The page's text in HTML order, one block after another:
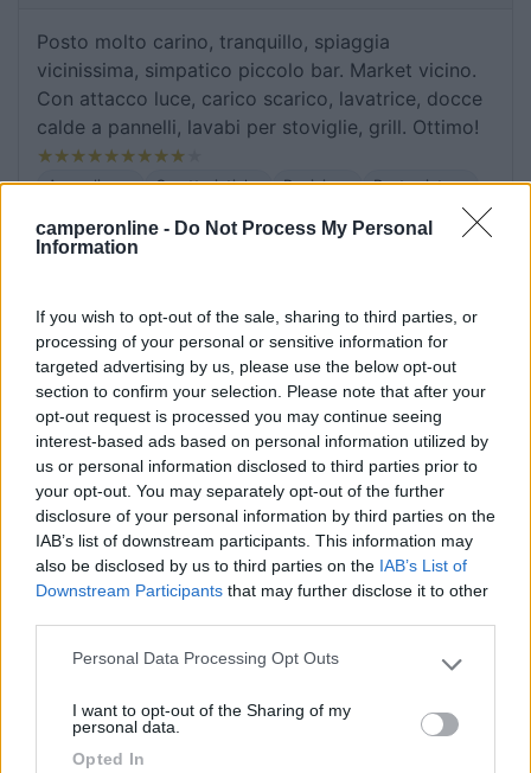
camperonline - Do Not Process My Personal
Information
If you wish to opt-out of the sale, sharing to third parties, or
processing of your personal or sensitive information for
targeted advertising by us, please use the below opt-out
section to confirm your selection. Please note that after your
opt-out request is processed you may continue seeing
interest-based ads based on personal information utilized by
us or personal information disclosed to third parties prior to
your opt-out. You may separately opt-out of the further
disclosure of your personal information by third parties on the
IAB’s list of downstream participants. This information may
also be disclosed by us to third parties on the IAB’s List of
Downstream Participants that may further disclose it to other
Please note that this website/app uses one or more Google
not limited to your visit or usage behaviour. You may click to
use your data for below specified purposes in below Google
Personal Data Processing Opt Outs
I want to opt-out of the Sharing of my
personal data.
Opted In
Posto molto carino, tranquillo, spiaggia
vicinissima, simpatico piccolo bar. Market vicino.
Con attacco luce, carico scarico, lavatrice, docce
calde a pannelli, lavabi per stoviglie, grill. Ottimo!
Accoglienza Caratteristiche Posizione
Punto ristoro
Area senza servizi, 4 docce a pannelli solari e 4
lavandini molto spartani, corrente a 3A, piazzole
non delimitate, costo €15, vista e spiaggetta
molto carina, ma unico posto in Sardegna dove
abbiamo trovato acqua del mare torbida. Camper
service poco curato ma funzionale.
Caratteristiche Posizione Prezzo Pulizia Servizi
Area sosta molto spartana, situata in zona
predominante con vista mare favolosa ma
totalmente priva di wc, solo 4 docce con acqua